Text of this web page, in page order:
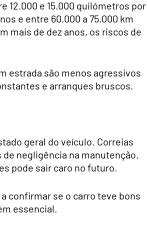
12.000 e 15.000 quilómetros por
e entre 60.000 a 75.000 km
mais de dez anos, os riscos de
estrada são menos agressivos
e arranques bruscos.
geral do veículo. Correias
negligência na manutenção.
pode sair caro no futuro.
confirmar se o carro teve bons
essencial.